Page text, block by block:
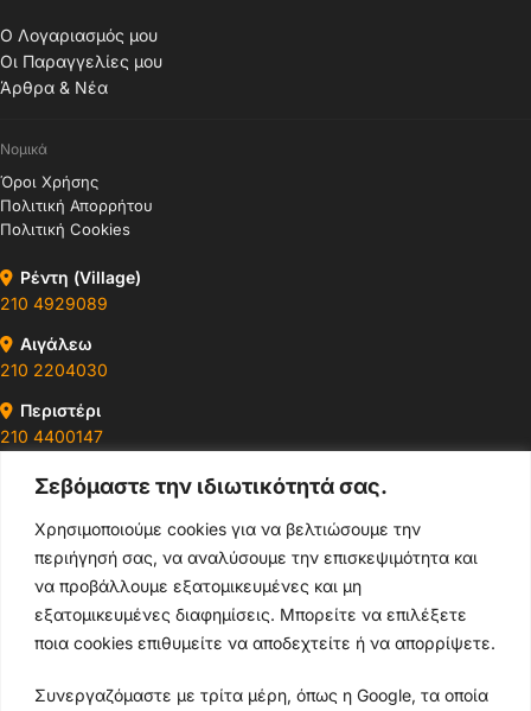
Σεβόμαστε την ιδιωτικότητά σας.
Χρησιμοποιούμε cookies για να βελτιώσουμε την
περιήγησή σας, να αναλύσουμε την επισκεψιμότητα και
να προβάλλουμε εξατομικευμένες και μη
εξατομικευμένες διαφημίσεις. Μπορείτε να επιλέξετε
ποια cookies επιθυμείτε να αποδεχτείτε ή να απορρίψετε.
Συνεργαζόμαστε με τρίτα μέρη, όπως η Google, τα οποία
Ο Λογαριασμός μου
Οι Παραγγελίες μου
Άρθρα & Νέα
Νομικά
Όροι Χρήσης
Πολιτική Απορρήτου
Πολιτική Cookies
Ρέντη (Village)
210 4929089
Αιγάλεω
210 2204030
Περιστέρι
210 4400147
Ωράρια & Διευθύνσεις →
210 4929089
Κεντρικό τηλέφωνο
info@thikishop.gr
Δευ - Σάβ: 10:00 - 21:00